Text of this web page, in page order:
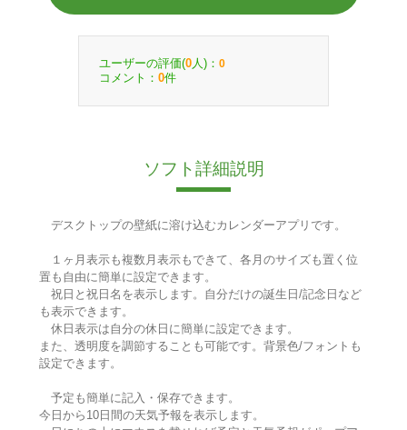
ユーザーの評価(0 人)： 0
コメント： 0件
ソフト詳細説明
デスクトップの壁紙に溶け込むカレンダーアプリです。
１ヶ月表示も複数月表示もできて、各月のサイズも置く位
置も自由に簡単に設定できます。
祝日と祝日名を表示します。自分だけの誕生日/記念日など
も表示できます。
休日表示は自分の休日に簡単に設定できます。
また、透明度を調節することも可能です。背景色/フォントも
設定できます。
予定も簡単に記入・保存できます。
今日から10日間の天気予報を表示します。